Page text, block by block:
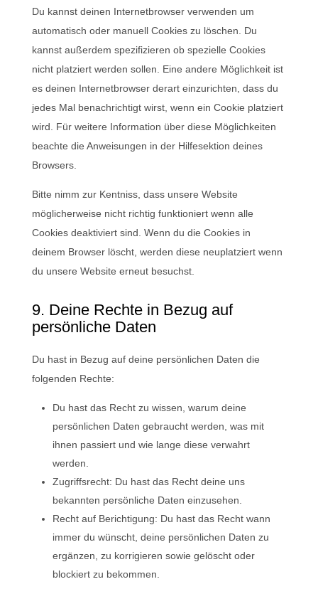
Du kannst deinen Internetbrowser verwenden um
automatisch oder manuell Cookies zu löschen. Du
kannst außerdem spezifizieren ob spezielle Cookies
nicht platziert werden sollen. Eine andere Möglichkeit ist
es deinen Internetbrowser derart einzurichten, dass du
jedes Mal benachrichtigt wirst, wenn ein Cookie platziert
wird. Für weitere Information über diese Möglichkeiten
beachte die Anweisungen in der Hilfesektion deines
Browsers.
Bitte nimm zur Kentniss, dass unsere Website
möglicherweise nicht richtig funktioniert wenn alle
Cookies deaktiviert sind. Wenn du die Cookies in
deinem Browser löscht, werden diese neuplatziert wenn
du unsere Website erneut besuchst.
9. Deine Rechte in Bezug auf
persönliche Daten
Du hast in Bezug auf deine persönlichen Daten die
folgenden Rechte:
Du hast das Recht zu wissen, warum deine
persönlichen Daten gebraucht werden, was mit
ihnen passiert und wie lange diese verwahrt
werden.
Zugriffsrecht: Du hast das Recht deine uns
bekannten persönliche Daten einzusehen.
Recht auf Berichtigung: Du hast das Recht wann
immer du wünscht, deine persönlichen Daten zu
ergänzen, zu korrigieren sowie gelöscht oder
blockiert zu bekommen.